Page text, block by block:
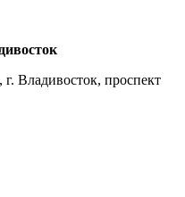
Владивосток, проспект